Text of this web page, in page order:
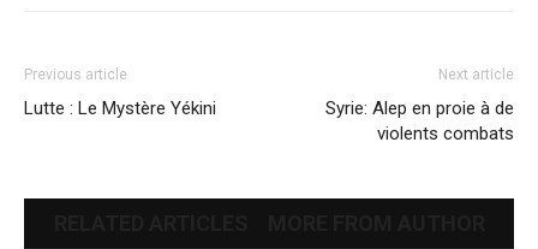
Previous article
Lutte : Le Mystère Yékini
Next article
Syrie: Alep en proie à de
violents combats